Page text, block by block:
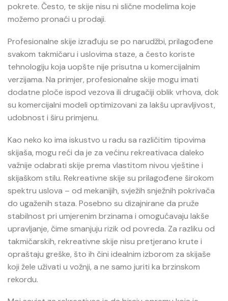
pokrete. Često, te skije nisu ni slične modelima koje
možemo pronaći u prodaji.
Profesionalne skije izrađuju se po narudžbi, prilagođene
svakom takmičaru i uslovima staze, a često koriste
tehnologiju koja uopšte nije prisutna u komercijalnim
verzijama. Na primjer, profesionalne skije mogu imati
dodatne ploče ispod vezova ili drugačiji oblik vrhova, dok
su komercijalni modeli optimizovani za lakšu upravljivost,
udobnost i širu primjenu.
Kao neko ko ima iskustvo u radu sa različitim tipovima
skijaša, mogu reći da je za većinu rekreativaca daleko
važnije odabrati skije prema vlastitom nivou vještine i
skijaškom stilu. Rekreativne skije su prilagođene širokom
spektru uslova – od mekanijih, svježih snježnih pokrivača
do ugaženih staza. Posebno su dizajnirane da pruže
stabilnost pri umjerenim brzinama i omogućavaju lakše
upravljanje, čime smanjuju rizik od povreda. Za razliku od
takmičarskih, rekreativne skije nisu pretjerano krute i
opraštaju greške, što ih čini idealnim izborom za skijaše
koji žele uživati u vožnji, a ne samo juriti ka brzinskom
rekordu.